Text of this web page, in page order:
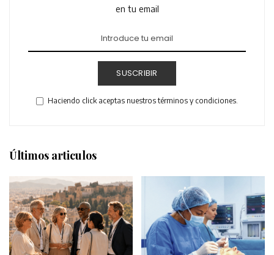
en tu email
SUSCRIBIR
Haciendo click aceptas nuestros términos y condiciones.
Últimos articulos